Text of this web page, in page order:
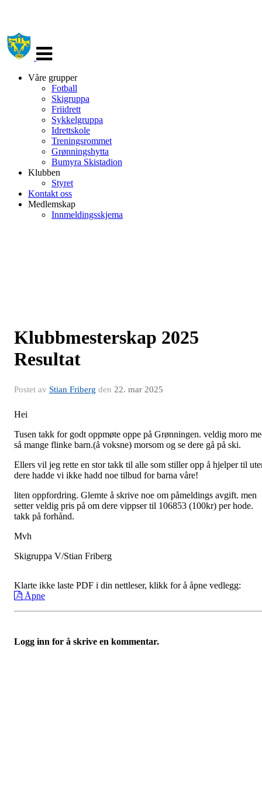
navigasjon
Våre grupper
Fotball
Skigruppa
Friidrett
Sykkelgruppa
Idrettskole
Treningsrommet
Grønningshytta
Bumyra Skistadion
Klubben
Styret
Kontakt oss
Medlemskap
Innmeldingsskjema
Klubbmesterskap 2025
Resultat
Postet av Stian Friberg den 22. mar 2025
Hei
Tusen takk for godt oppmøte oppe på Grønningen. veldig moro
så mange flinke barn.(å voksne) morsom og se dere gå på ski.
Ellers vil jeg rette en stor takk til alle som stiller opp å hjelper til
dere hadde vi ikke hadd noe tilbud for barna våre!
liten oppfordring. Glemte å skrive noe om påmeldings avgift. men
setter veldig pris på om dere vippser til 106853 (100kr) per hode.
takk på forhånd.
Mvh
Skigruppa V/Stian Friberg
Klarte ikke laste PDF i din nettleser, klikk for å åpne vedlegg:
Åpne
Logg inn for å skrive en kommentar.